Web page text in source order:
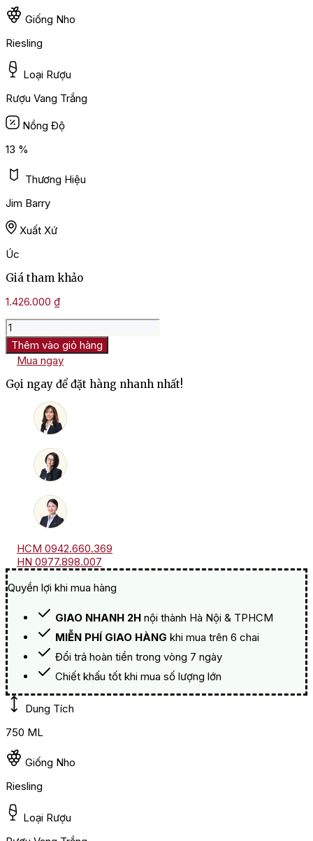
Giống Nho
Riesling
Loại Rượu
Rượu Vang Trắng
Nồng Độ
13 %
Thương Hiệu
Jim Barry
Xuất Xứ
Úc
Giá tham khảo
1.426.000 ₫
Rượu
Vang
Úc
Jim
Barry
The
Riesling
Thêm vào giỏ hàng
Mua ngay
Gọi ngay để đặt hàng nhanh nhất!
HCM 0942.660.369
HN 0977.898.007
Quyền lợi khi mua hàng
GIAO NHANH 2H nội thành Hà Nội & TPHCM
MIỄN PHÍ GIAO HÀNG khi mua trên 6 chai
Đổi trả hoàn tiền trong vòng 7 ngày
Chiết khấu tốt khi mua số lượng lớn
Dung Tích
750 ML
Giống Nho
Riesling
Loại Rượu